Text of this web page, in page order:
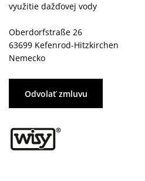
využitie dažďovej vody
Oberdorfstraße 26
63699 Kefenrod-Hitzkirchen
Nemecko
Odvolať zmluvu